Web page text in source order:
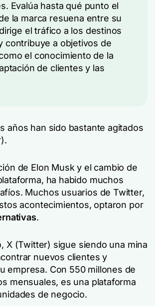
Evalúa hasta qué punto el
la marca resuena entre su
el tráfico a los destinos
contribuye a objetivos de
el conocimiento de la
de clientes y las
años han sido bastante agitados
de Elon Musk y el cambio de
ha habido muchos
Muchos usuarios de Twitter,
acontecimientos, optaron por
.
X (Twitter) sigue siendo una mina
nuevos clientes y
empresa. Con 550 millones de
mensuales, es una plataforma
de negocio.